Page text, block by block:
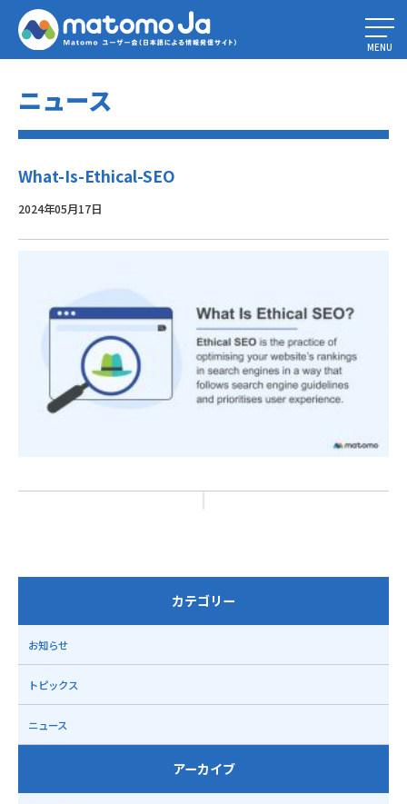
Home» What-Is-Ethical-SEO
MENU
ニュース
What-Is-Ethical-SEO
2024年05月17日
カテゴリー
お知らせ
トピックス
ニュース
アーカイブ